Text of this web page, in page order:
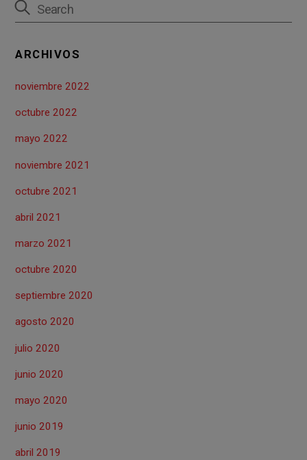
k
p
ARCHIVOS
noviembre 2022
octubre 2022
mayo 2022
noviembre 2021
octubre 2021
abril 2021
marzo 2021
octubre 2020
septiembre 2020
agosto 2020
julio 2020
junio 2020
mayo 2020
junio 2019
abril 2019